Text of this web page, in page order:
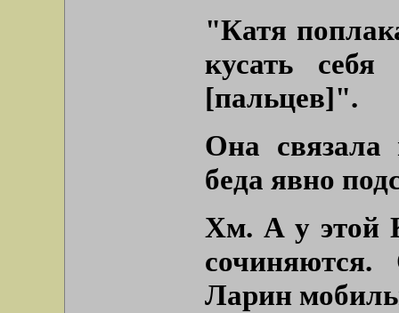
"Катя
кусать
[пальцев]".
Она связала
беда явно
Хм. А у этой
Ларин